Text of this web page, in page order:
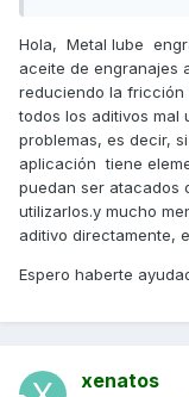
Hola, Metal lube
aceite de engranajes
reduciendo la fricción
todos los aditivos mal
problemas, es decir,
aplicación tiene
puedan ser atacados
utilizarlos.y mucho
aditivo directamente,
Espero haberte
xenatos